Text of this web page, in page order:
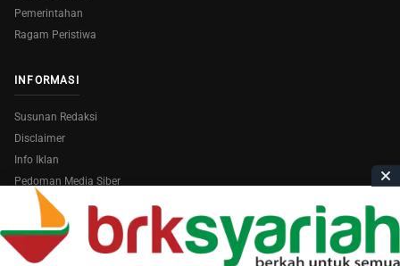
Pemerintahan
Ragam Peristiwa
INFORMASI
Susunan Redaksi
Disclaimer
Info Iklan
Pedoman Media Siber
Copyright © 2026 AmiraRiau.com . All Rights Reserved.